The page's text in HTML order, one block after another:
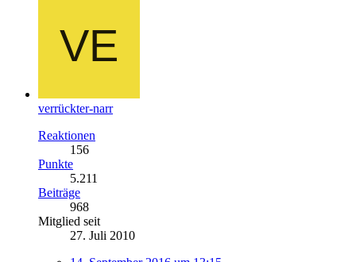
verrückter-narr
Reaktionen
156
Punkte
5.211
Beiträge
968
Mitglied seit
27. Juli 2010